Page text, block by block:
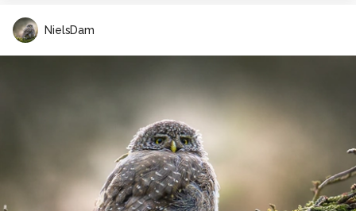
NielsDam